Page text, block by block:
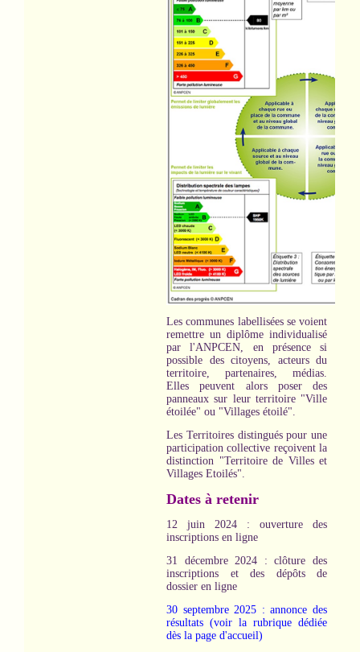
Les communes labellisées se voient
remettre un diplôme individualisé
par l'ANPCEN, en présence si
possible des citoyens, acteurs du
territoire, partenaires, médias.
Elles peuvent alors poser des
panneaux sur leur territoire "Ville
étoilée" ou "Villages étoilé".
Les Territoires distingués pour une
participation collective reçoivent la
distinction "Territoire de Villes et
Villages Etoilés".
Dates à retenir
12 juin 2024 : ouverture des
inscriptions en ligne
31 décembre 2024 : clôture des
inscriptions et des dépôts de
dossier en ligne
30 septembre 2025 : annonce des
résultats (voir la rubrique dédiée
dès la page d'accueil)